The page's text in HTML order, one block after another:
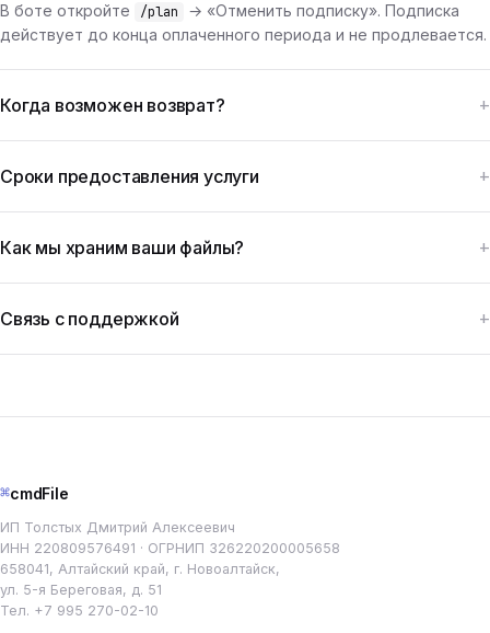
В боте откройте /plan
→ «Отменить подписку». Подписка
действует до конца оплаченного периода и не продлевается.
Когда возможен возврат?
Сроки предоставления услуги
Как мы храним ваши файлы?
Связь с поддержкой
⌘cmdFile
ИП Толстых Дмитрий Алексеевич
ИНН 220809576491 · ОГРНИП 326220200005658
658041, Алтайский край, г. Новоалтайск,
ул. 5-я Береговая, д. 51
Тел. +7 995 270-02-10